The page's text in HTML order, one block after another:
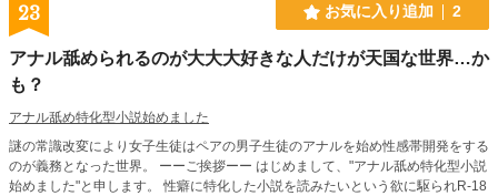
23 お気に入り追加 2
アナル舐められるのが大大大好きな人だけが天国な世界…か
も？
アナル舐め特化型小説始めました
謎の常識改変により女子生徒はペアの男子生徒のアナルを始め性感帯開発をする
のが義務となった世界。 ーーご挨拶ーー はじめまして、"アナル舐め特化型小説
始めました"と申します。 性癖に特化した小説を読みたいという欲に駆られR-18